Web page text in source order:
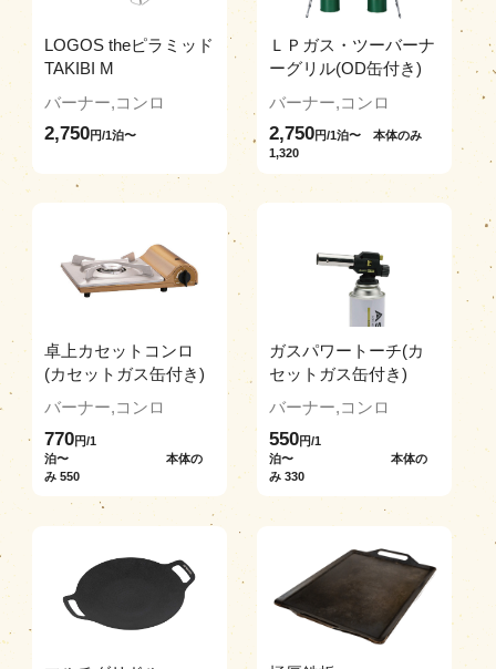
LOGOS theピラミッド
TAKIBI M
バーナー,コンロ
2,750円/1泊〜
ＬＰガス・ツーバーナ
ーグリル(OD缶付き)
バーナー,コンロ
2,750円/1泊〜 本体のみ
1,320
卓上カセットコンロ
(カセットガス缶付き)
バーナー,コンロ
770円/1
泊〜 本体の
み 550
ガスパワートーチ(カ
セットガス缶付き)
バーナー,コンロ
550円/1
泊〜 本体の
み 330